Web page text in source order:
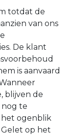
totdat de
van ons
De klant
is aanvaard
blijven de
nog te
het ogenblik
op het